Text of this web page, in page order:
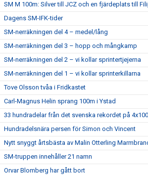
SM M 100m: Silver till JCZ och en fjärdeplats till
Dagens SM-IFK-tider
SM-nerräkningen del 4 – medel/lång
SM-nerräkningen del 3 – hopp och mångkamp
SM-nerräkningen del 2 – vi kollar sprintertjejerna
SM-nerräkningen del 1 – vi kollar sprinterkillarna
Tove Olsson tvåa i Fridkastet
Carl-Magnus Helin sprang 100m i Ystad
33 hundradelar från det svenska rekordet på
Hundradelsnära persen för Simon och Vincent
Nytt snyggt årtsbästa av Malin Otterling
SM-truppen innehåller 21 namn
Orvar Blomberg har gått bort